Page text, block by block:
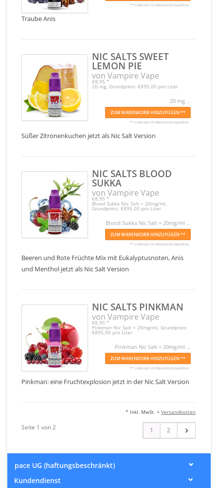
** Lieferzeit im Warenkorb beachten
Traube Anis
NIC SALTS SWEET
LEMON PIE
von Vampire Vape
€8,95 *
20 mg, Grundpreis: €895,00 pro Liter
20 mg ...
ZUM WARENKORB HINZUFÜGEN **
** Lieferzeit im Warenkorb beachten
Süßer Zitronenkuchen jetzt als Nic Salt Version
NIC SALTS BLOOD
SUKKA
von Vampire Vape
€8,95 *
Blood Sukka Nic Salt = 20mg/ml,
Grundpreis: €895,00 pro Liter
Blood Sukka Nic Salt = 20mg/ml ...
ZUM WARENKORB HINZUFÜGEN **
** Lieferzeit im Warenkorb beachten
Beeren und Rote Früchte Mix mit Eukalyptusnoten, Anis
und Menthol jetzt als Nic Salt Version
NIC SALTS PINKMAN
von Vampire Vape
€8,95 *
Pinkman Nic Salt = 20mg/ml, Grundpreis:
€895,00 pro Liter
Pinkman Nic Salt = 20mg/ml ...
ZUM WARENKORB HINZUFÜGEN **
** Lieferzeit im Warenkorb beachten
Pinkman: eine Fruchtexplosion jetzt in der Nic Salt Version
* Inkl. MwSt. + Versandkosten
Seite 1 von 2 1 2
pace UG (haftungsbeschränkt)
Kundendienst